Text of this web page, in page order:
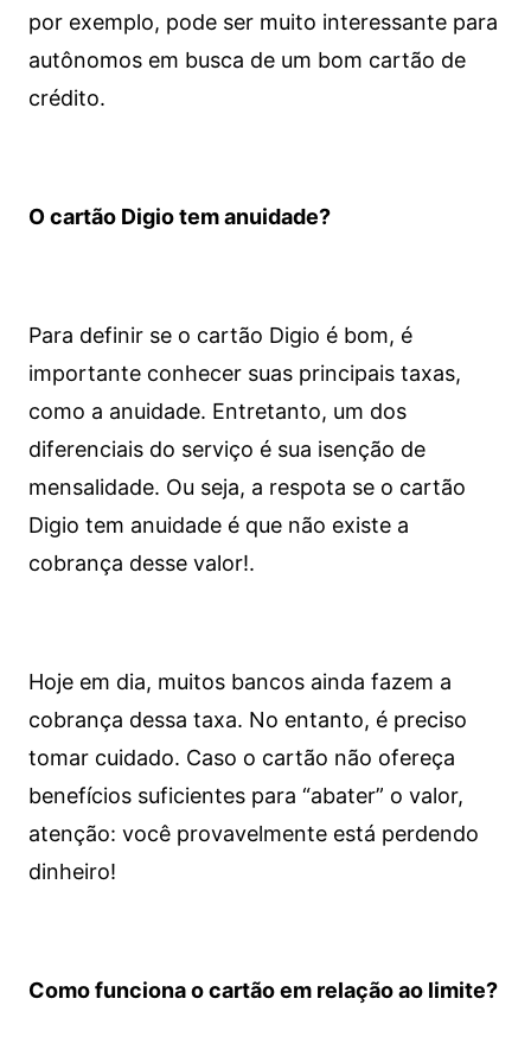
por exemplo, pode ser muito interessante para
autônomos em busca de um bom cartão de
crédito.
O cartão Digio tem anuidade?
Para definir se o cartão Digio é bom, é
importante conhecer suas principais taxas,
como a anuidade. Entretanto, um dos
diferenciais do serviço é sua isenção de
mensalidade. Ou seja, a respota se o cartão
Digio tem anuidade é que não existe a
cobrança desse valor!.
Hoje em dia, muitos bancos ainda fazem a
cobrança dessa taxa. No entanto, é preciso
tomar cuidado. Caso o cartão não ofereça
benefícios suficientes para “abater” o valor,
atenção: você provavelmente está perdendo
dinheiro!
Como funciona o cartão em relação ao limite?